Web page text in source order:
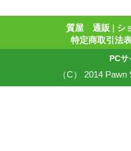
質屋 通販 | シ
特定商取引法
PCサ
（C） 2014